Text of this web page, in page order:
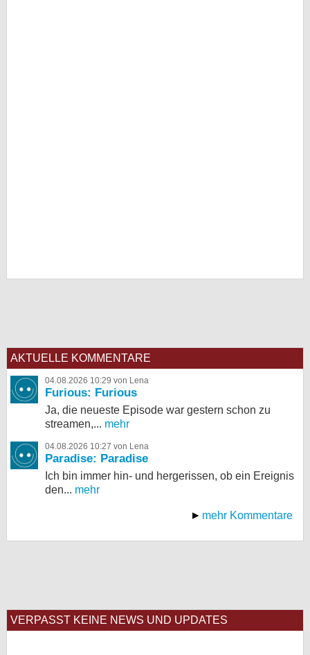
AKTUELLE KOMMENTARE
04.08.2026 10:29 von Lena
Furious: Furious
Ja, die neueste Episode war gestern schon zu
streamen,... mehr
04.08.2026 10:27 von Lena
Paradise: Paradise
Ich bin immer hin- und hergerissen, ob ein Ereignis
den... mehr
mehr Kommentare
VERPASST KEINE NEWS UND UPDATES